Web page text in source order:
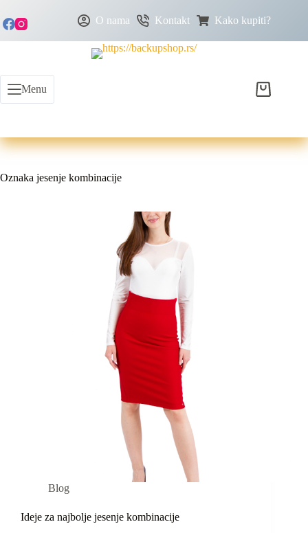
O nama Kontakt Kako kupiti?
Menu
Oznaka jesenje kombinacije
Blog
Ideje za najbolje jesenje kombinacije